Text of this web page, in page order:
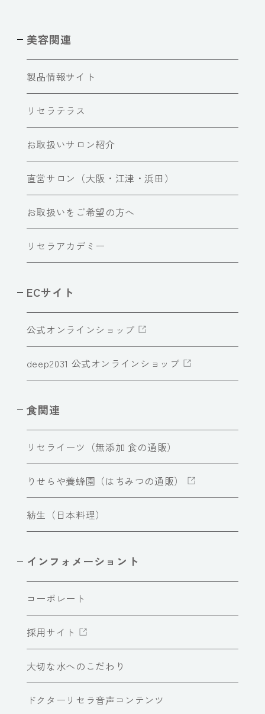
美容関連
製品情報サイト
リセラテラス
お取扱いサロン紹介
直営サロン（大阪・江津・浜田）
お取扱いをご希望の方へ
リセラアカデミー
ECサイト
公式オンラインショップ
deep2031 公式オンラインショップ
食関連
リセライーツ（無添加 食の通販）
りせらや養蜂園（はちみつの通販）
紡生（日本料理）
インフォメーショント
コーポレート
採用サイト
大切な水へのこだわり
ドクターリセラ音声コンテンツ